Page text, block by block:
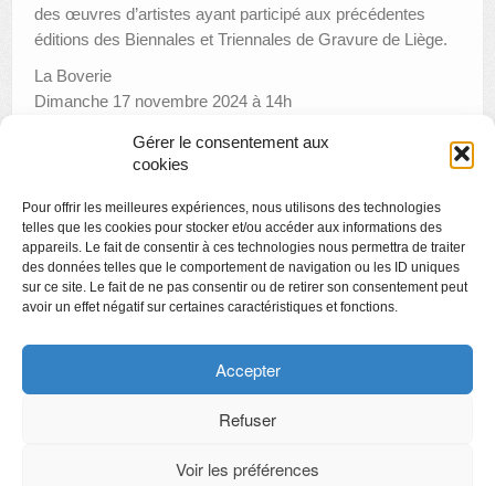
Gérer le consentement aux
cookies
Pour offrir les meilleures expériences, nous utilisons des technologies
telles que les cookies pour stocker et/ou accéder aux informations des
appareils. Le fait de consentir à ces technologies nous permettra de traiter
des données telles que le comportement de navigation ou les ID uniques
sur ce site. Le fait de ne pas consentir ou de retirer son consentement peut
avoir un effet négatif sur certaines caractéristiques et fonctions.
Accepter
Refuser
Voir les préférences
des œuvres d’artistes ayant participé aux précédentes
éditions des Biennales et Triennales de Gravure de Liège.
La Boverie
Dimanche 17 novembre 2024 à 14h
Copyright
Politique de confidentialité
Chartes des engagements des opérateurs culturels